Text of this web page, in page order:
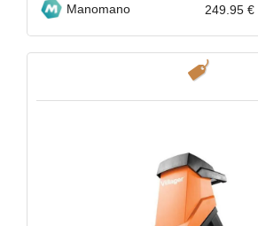
Manomano 249.95 €